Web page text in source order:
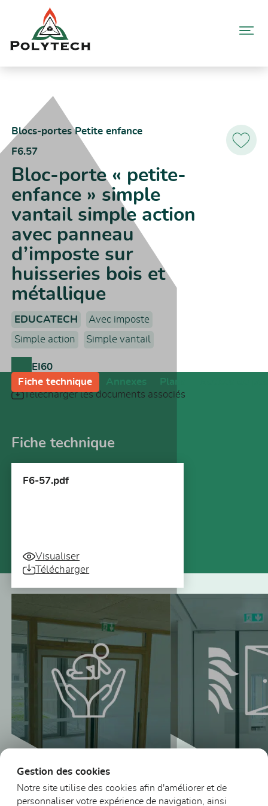
contenu
avec panneau d’imposte sur huisseries bois et métallique
Ajoutez
Blocs-portes Petite enfance
F6.57
Bloc-porte « petite-
enfance » simple
vantail simple action
avec panneau
d’imposte sur
huisseries bois et
métallique
EDUCATECH
Avec imposte
Simple action
Simple vantail
EI60
Télécharger les documents associés
Fiche technique Annexes Plans
Fiche technique
F6-57.pdf
Visualiser
Télécharger
Gestion des cookies
Notre site utilise des cookies afin d'améliorer et de
personnaliser votre expérience de navigation, ainsi